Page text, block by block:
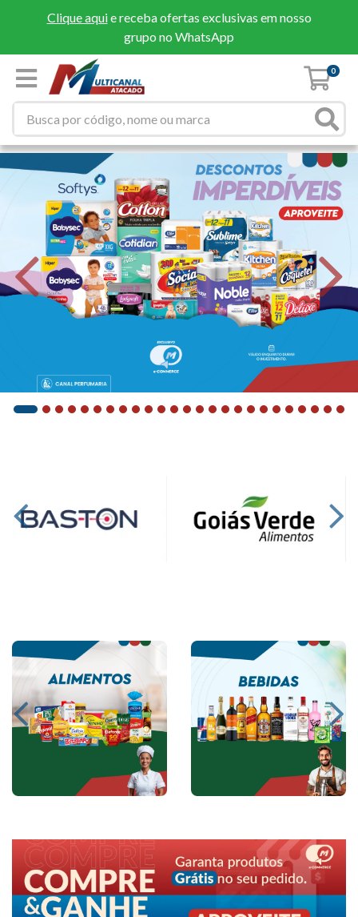
Clique aquie receba ofertas exclusivas em nosso
grupo no WhatsApp
0